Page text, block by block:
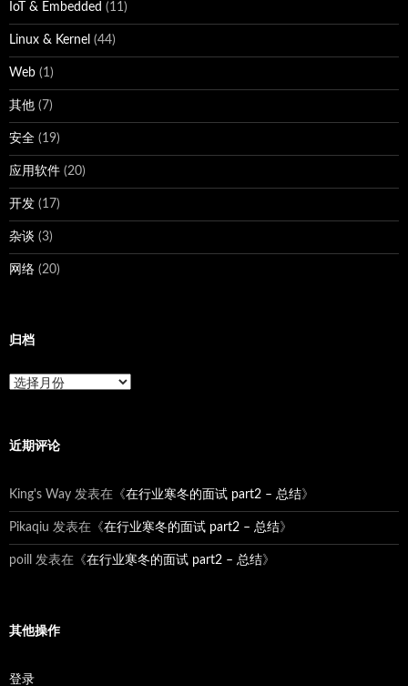
IoT & Embedded (11)
Linux & Kernel (44)
Web (1)
其他 (7)
安全 (19)
应用软件 (20)
开发 (17)
杂谈 (3)
网络 (20)
归档
归
近期评论
King's Way 发表在《在行业寒冬的面试 part2 – 总结》
Pikaqiu 发表在《在行业寒冬的面试 part2 – 总结》
poill 发表在《在行业寒冬的面试 part2 – 总结》
其他操作
登录